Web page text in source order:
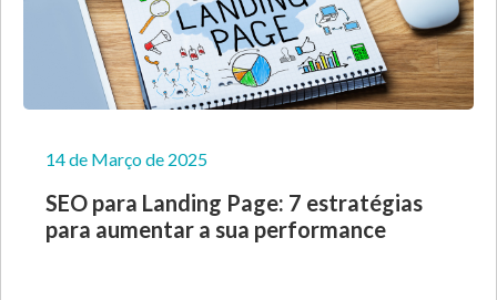
14 de Março de 2025
SEO para Landing Page: 7 estratégias
para aumentar a sua performance